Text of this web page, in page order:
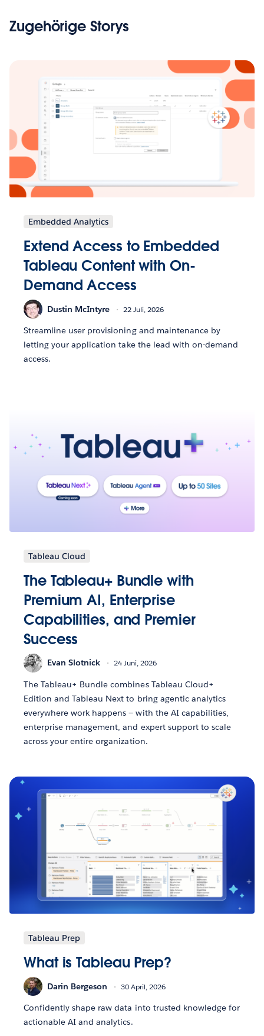
Zugehörige Storys
Embedded Analytics
Extend Access to Embedded
Tableau Content with On-
Demand Access
Dustin McIntyre 22 Juli, 2026
Streamline user provisioning and maintenance by
letting your application take the lead with on-demand
access.
Tableau Cloud
The Tableau+ Bundle with
Premium AI, Enterprise
Capabilities, and Premier
Success
Evan Slotnick 24 Juni, 2026
The Tableau+ Bundle combines Tableau Cloud+
Edition and Tableau Next to bring agentic analytics
everywhere work happens — with the AI capabilities,
enterprise management, and expert support to scale
across your entire organization.
Tableau Prep
What is Tableau Prep?
Darin Bergeson 30 April, 2026
Confidently shape raw data into trusted knowledge for
actionable AI and analytics.